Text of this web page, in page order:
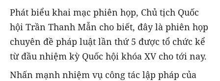
Phát biểu khai mạc phiên họp, Chủ tịch Quốc
hội Trần Thanh Mẫn cho biết, đây là phiên họp
chuyên đề pháp luật lần thứ 5 được tổ chức kể
từ đầu nhiệm kỳ Quốc hội khóa XV cho tới nay.
Nhấn mạnh nhiệm vụ công tác lập pháp của